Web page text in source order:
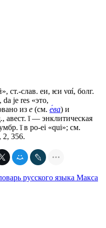
ст.-слав. еи, ѥи ναί, болг.
da je res «это,
из е (см. е́ва) и
авест. ī — энклитическая
ī в po-ei «qui»; см.
2, 356.
русского языка Макса